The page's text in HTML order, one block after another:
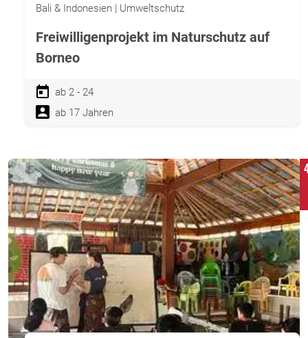
Bali & Indonesien | Umweltschutz
Freiwilligenprojekt im Naturschutz auf
Borneo
ab 2 - 24
ab 17 Jahren